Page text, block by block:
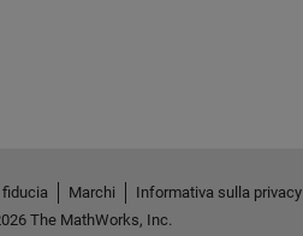
fiducia Marchi Informativa sulla privacy
The MathWorks, Inc.